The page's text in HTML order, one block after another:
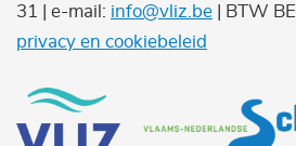
31 | e-mail: info@vliz.be | BTW
privacy en cookiebeleid